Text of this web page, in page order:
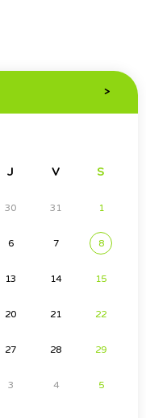
>
J V S
30 31 1
6 7 8
13 14 15
20 21 22
27 28 29
3 4 5